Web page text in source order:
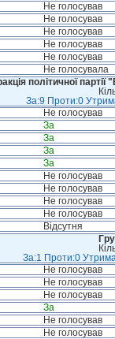
Не голосував
Не голосував
Не голосував
Не голосував
Не голосував
Не голосувала
політичної
За:9 Проти:0
Не голосував
За
За
За
За
Не голосував
Не голосував
Не голосував
Не голосував
Відсутня
За:1 Проти:0
Не голосував
Не голосував
Не голосував
За
Не голосував
Не голосував